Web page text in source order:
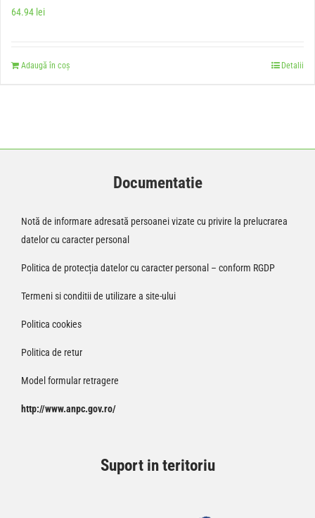
64.94 lei
Adaugă în coș Detalii
Documentatie
Notă de informare adresată persoanei vizate cu privire la prelucrarea
datelor cu caracter personal
Politica de protecția datelor cu caracter personal – conform RGDP
Termeni si conditii de utilizare a site-ului
Politica cookies
Politica de retur
Model formular retragere
http://www.anpc.gov.ro/
Suport in teritoriu